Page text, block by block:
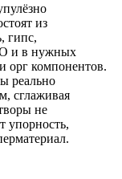
из
гипс,
и в нужных
орг компонентов.
реально
cглаживая
не
упорность,